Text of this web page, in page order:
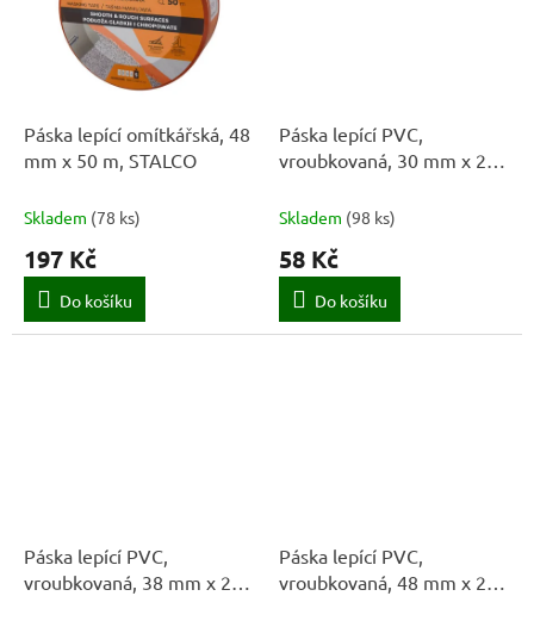
Páska lepící omítkářská, 48
mm x 50 m, STALCO
Skladem (78 ks)
197 Kč
Do košíku
Páska lepící PVC,
vroubkovaná, 30 mm x 25
Skladem (98 ks)
58 Kč
Do košíku
Páska lepící PVC,
vroubkovaná, 38 mm x 25
Páska lepící PVC,
vroubkovaná, 48 mm x 25